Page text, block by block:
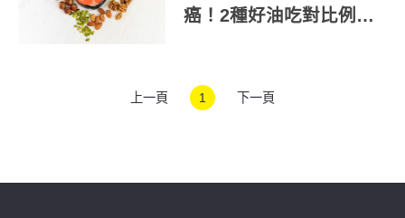
癌！2種好油吃對比例才
上一頁 1 下一頁